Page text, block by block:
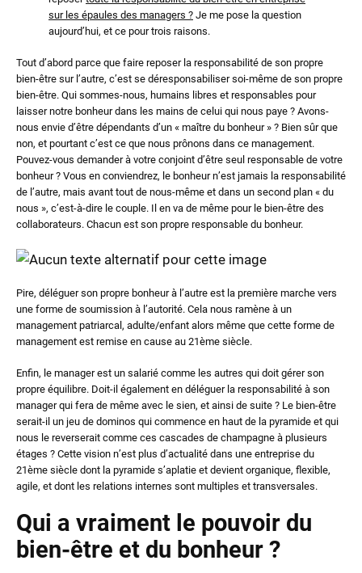
sur les épaules des managers ? Je me pose la question
aujourd’hui, et ce pour trois raisons.
Tout d’abord parce que faire reposer la responsabilité de son propre
bien-être sur l’autre, c’est se déresponsabiliser soi-même de son propre
bien-être. Qui sommes-nous, humains libres et responsables pour
laisser notre bonheur dans les mains de celui qui nous paye ? Avons-
nous envie d’être dépendants d’un « maître du bonheur » ? Bien sûr que
non, et pourtant c’est ce que nous prônons dans ce management.
Pouvez-vous demander à votre conjoint d’être seul responsable de votre
bonheur ? Vous en conviendrez, le bonheur n’est jamais la responsabilité
de l’autre, mais avant tout de nous-même et dans un second plan « du
nous », c’est-à-dire le couple. Il en va de même pour le bien-être des
collaborateurs. Chacun est son propre responsable du bonheur.
Pire, déléguer son propre bonheur à l’autre est la première marche vers
une forme de soumission à l’autorité. Cela nous ramène à un
management patriarcal, adulte/enfant alors même que cette forme de
management est remise en cause au 21ème siècle.
Enfin, le manager est un salarié comme les autres qui doit gérer son
propre équilibre. Doit-il également en déléguer la responsabilité à son
manager qui fera de même avec le sien, et ainsi de suite ? Le bien-être
serait-il un jeu de dominos qui commence en haut de la pyramide et qui
nous le reverserait comme ces cascades de champagne à plusieurs
étages ? Cette vision n’est plus d’actualité dans une entreprise du
21ème siècle dont la pyramide s’aplatie et devient organique, flexible,
agile, et dont les relations internes sont multiples et transversales.
Qui a vraiment le pouvoir du
bien-être et du bonheur ?